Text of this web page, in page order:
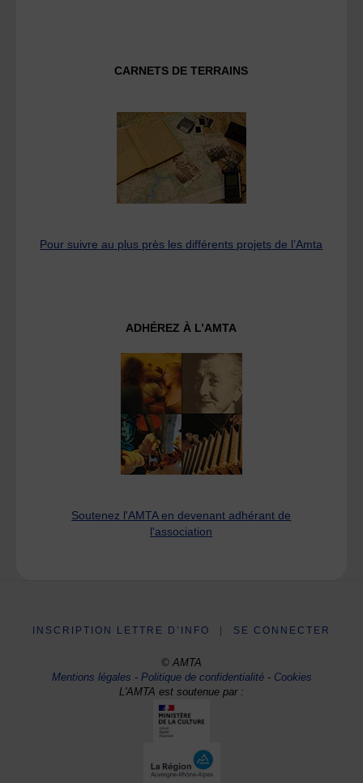
CARNETS DE TERRAINS
Pour suivre au plus près les différents projets de l’Amta
ADHÉREZ À L’AMTA
Soutenez l'AMTA en devenant adhérant de
l'association
INSCRIPTION LETTRE D’INFO SE CONNECTER
© AMTA
Mentions légales -Politique de confidentialité- Cookies
L'AMTA est soutenue par :